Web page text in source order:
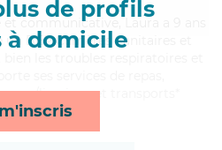
de profils
à domicile
et communicative, Laura a 9 ans
un BEP Carrières Sanitaires et
livraison et transports*